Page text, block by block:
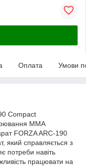
Оплата Умови
Compact
MMA
FORZA ARC-190
який справляється з
потреби навіть
працювати на